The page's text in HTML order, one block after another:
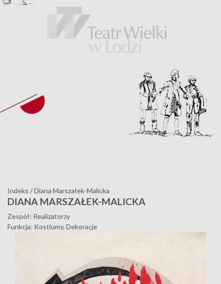
Indeks /Diana Marszałek-Malicka
DIANA MARSZAŁEK-MALICKA
Zespół: Realizatorzy
Funkcja: Kostiumy, Dekoracje